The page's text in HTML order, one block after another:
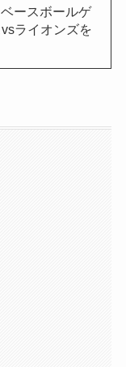
ースボールゲ
ライオンズを